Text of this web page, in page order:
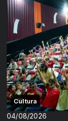
Cultura
04/08/2026